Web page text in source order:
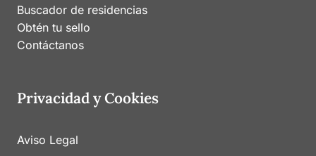
Buscador de residencias
Obtén tu sello
Contáctanos
Privacidad y Cookies
Aviso Legal